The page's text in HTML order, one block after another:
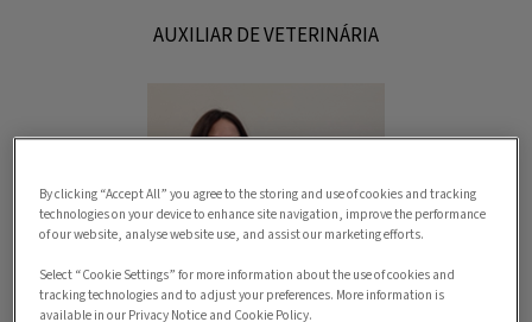
AUXILIAR DE VETERINÁRIA
By clicking “Accept All” you agree to the storing and use of cookies and tracking
technologies on your device to enhance site navigation, improve the performance
of our website, analyse website use, and assist our marketing efforts.
Select “Cookie Settings” for more information about the use of cookies and
tracking technologies and to adjust your preferences. More information is
available in our Privacy Notice and Cookie Policy.